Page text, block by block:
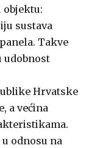
objektu:
sustava
Takve
udobnost
Hrvatske
a većina
odnosu na